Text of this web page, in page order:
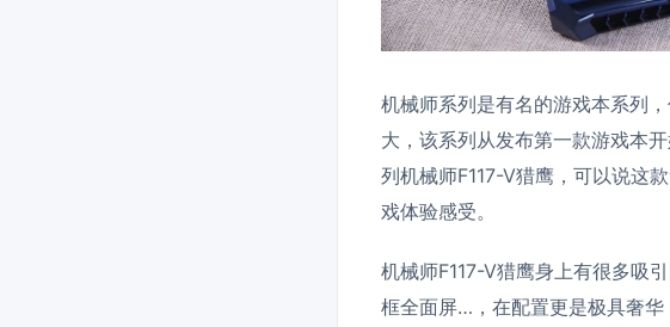
机械师系列是有名的游戏本系列
大，该系列从发布第一款游戏本
列机械师F117-V猎鹰，可以说这
戏体验感受。
机械师F117-V猎鹰身上有很多吸
框全面屏…，在配置更是极具奢